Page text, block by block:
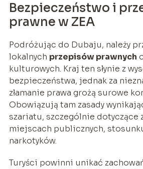
Bezpieczeństwo i
prawne w ZEA
Podróżując do Dubaju, należy
lokalnych przepisów prawnych
kulturowych. Kraj ten słynie z
bezpieczeństwa, jednak za
złamanie prawa grożą surowe
Obowiązują tam zasady
szariatu, szczególnie dotyczące
miejscach publicznych,
narkotyków.
Turyści powinni unikać